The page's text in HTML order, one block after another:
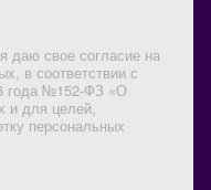
даю свое согласие на
в соответствии с
года №152-ФЗ «О
и для целей,
персональных